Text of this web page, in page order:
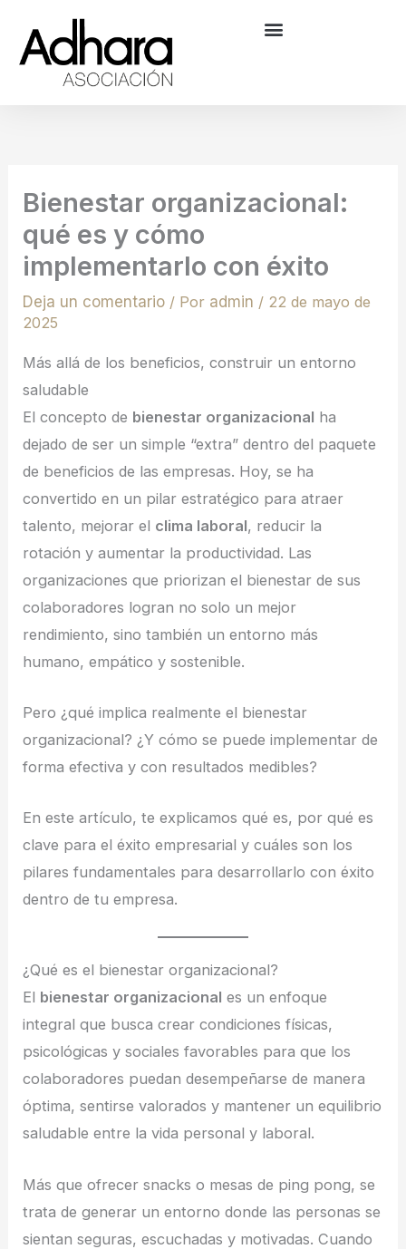
contenido
Bienestar organizacional:
qué es y cómo
implementarlo con éxito
Deja un comentario / Por admin / 22 de mayo de
2025
Más allá de los beneficios, construir un entorno
saludable
El concepto de bienestar organizacional ha
dejado de ser un simple “extra” dentro del paquete
de beneficios de las empresas. Hoy, se ha
convertido en un pilar estratégico para atraer
talento, mejorar el clima laboral, reducir la
rotación y aumentar la productividad. Las
organizaciones que priorizan el bienestar de sus
colaboradores logran no solo un mejor
rendimiento, sino también un entorno más
humano, empático y sostenible.
Pero ¿qué implica realmente el bienestar
organizacional? ¿Y cómo se puede implementar de
forma efectiva y con resultados medibles?
En este artículo, te explicamos qué es, por qué es
clave para el éxito empresarial y cuáles son los
pilares fundamentales para desarrollarlo con éxito
dentro de tu empresa.
¿Qué es el bienestar organizacional?
El bienestar organizacional es un enfoque
integral que busca crear condiciones físicas,
psicológicas y sociales favorables para que los
colaboradores puedan desempeñarse de manera
óptima, sentirse valorados y mantener un equilibrio
saludable entre la vida personal y laboral.
Más que ofrecer snacks o mesas de ping pong, se
trata de generar un entorno donde las personas se
sientan seguras, escuchadas y motivadas. Cuando